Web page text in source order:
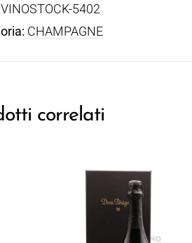
VINOSTOCK-5402
CHAMPAGNE
correlati